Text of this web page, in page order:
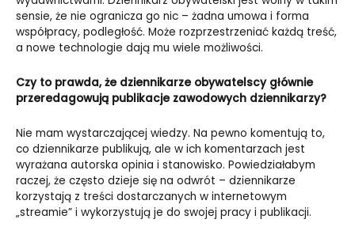
sensie, że nie ogranicza go nic – żadna umowa i forma
współpracy, podległość. Może rozprzestrzeniać każdą treść,
a nowe technologie dają mu wiele możliwości.
Czy to prawda, że dziennikarze obywatelscy głównie
przeredagowują publikacje zawodowych dziennikarzy?
Nie mam wystarczającej wiedzy. Na pewno komentują to,
co dziennikarze publikują, ale w ich komentarzach jest
wyrażana autorska opinia i stanowisko. Powiedziałabym
raczej, że często dzieje się na odwrót – dziennikarze
korzystają z treści dostarczanych w internetowym
„streamie” i wykorzystują je do swojej pracy i publikacji.